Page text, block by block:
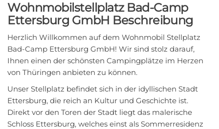
Wohnmobilstellplatz Bad-Camp
Ettersburg GmbH Beschreibung
Herzlich Willkommen auf dem Wohnmobil Stellplatz
Bad-Camp Ettersburg GmbH! Wir sind stolz darauf,
Ihnen einen der schönsten Campingplätze im Herzen
von Thüringen anbieten zu können.
Unser Stellplatz befindet sich in der idyllischen Stadt
Ettersburg, die reich an Kultur und Geschichte ist.
Direkt vor den Toren der Stadt liegt das malerische
Schloss Ettersburg, welches einst als Sommerresidenz